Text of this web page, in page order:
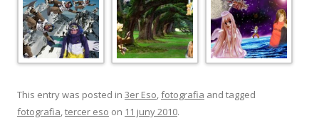
This entry was posted in 3er Eso,fotografia and tagged
fotografia,tercer eso on 11 juny 2010.